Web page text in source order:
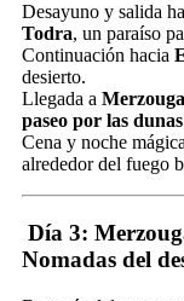
Desayuno y salida
Todra, un paraíso
Continuación hacia
desierto.
Llegada a Merzouga
paseo por las
Cena y noche
alrededor del fuego
Día 3:
Nomadas del